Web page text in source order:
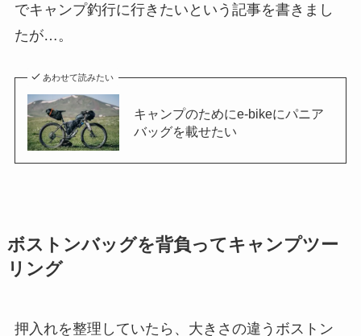
でキャンプ釣行に行きたいという記事を書きまし
たが…。
あわせて読みたい
キャンプのためにe-bikeにパニア
バッグを載せたい
ボストンバッグを背負ってキャンプツー
リング
押入れを整理していたら、大きさの違うボストン